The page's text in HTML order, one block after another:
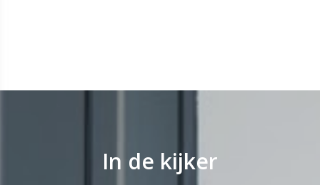
In de kijker